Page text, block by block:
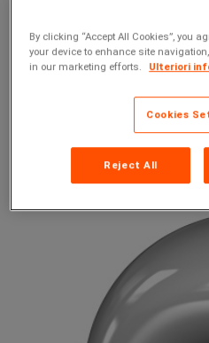
Modelos
KCR UNI
By clicking “Accept All Cookies”, you
your device to enhance site
in our marketing efforts.
Ulteriori
Cookies
Reject All